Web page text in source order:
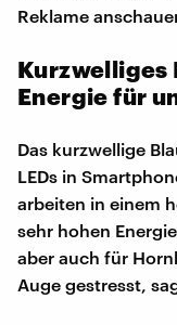
Reklame
Kurzwelliges
Energie für
Das kurzwellige
LEDs in
arbeiten in einem
sehr hohen
aber auch für
Auge gestresst,